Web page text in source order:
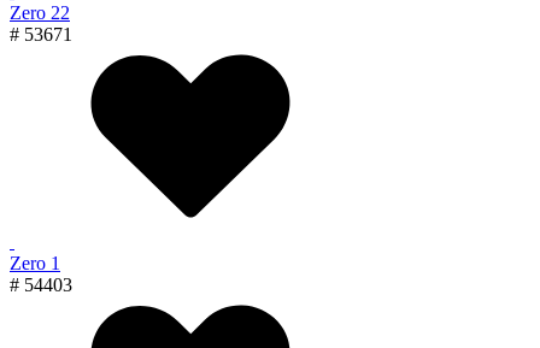
Zero 22
# 53671
Zero 1
# 54403